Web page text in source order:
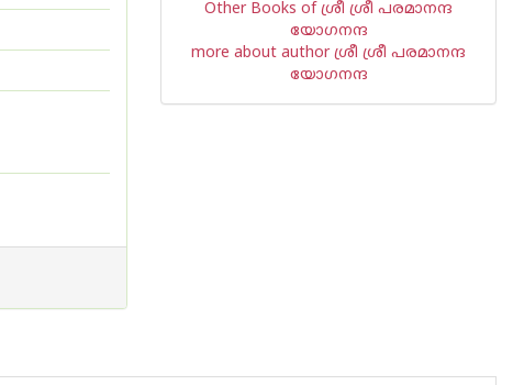
Other Books of ശ്രീ ശ്രീ പരമാനന്ദ
യോഗനന്ദ
more about author ശ്രീ ശ്രീ പരമാനന്ദ
യോഗനന്ദ